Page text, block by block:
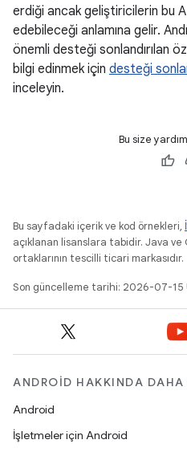
erdiği ancak geliştiricilerin bu
edebileceği anlamına gelir.
önemli desteği sonlandırılan
bilgi edinmek için desteği
inceleyin.
Bu size
Bu sayfadaki içerik ve kod örnekleri,
açıklanan lisanslara tabidir. Java
ortaklarının tescilli ticari markasıdır.
Son güncelleme tarihi: 2026-07-15
ANDROID HAKKINDA DAHA
Android
İşletmeler için Android